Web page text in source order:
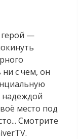
герой —
ни с чем, он
надеждой
место под
Смотрите